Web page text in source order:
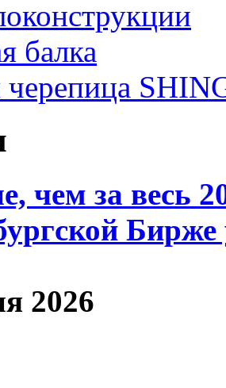
балка
черепица
чем за весь
2026